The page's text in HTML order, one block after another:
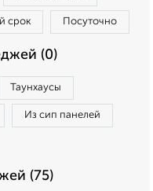
срок Посуточно
(0)
Таунхаусы
Из сип панелей
(75)